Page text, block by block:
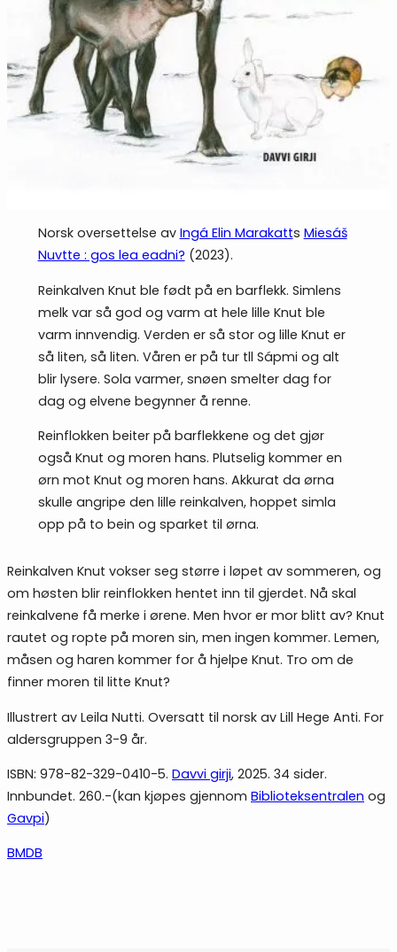
Norsk oversettelse av Ingá Elin Marakatts Miesáš
Nuvtte : gos lea eadni? (2023).
Reinkalven Knut ble født på en barflekk. Simlens
melk var så god og varm at hele lille Knut ble
varm innvendig. Verden er så stor og lille Knut er
så liten, så liten. Våren er på tur tll Sápmi og alt
blir lysere. Sola varmer, snøen smelter dag for
dag og elvene begynner å renne.
Reinflokken beiter på barflekkene og det gjør
også Knut og moren hans. Plutselig kommer en
ørn mot Knut og moren hans. Akkurat da ørna
skulle angripe den lille reinkalven, hoppet simla
opp på to bein og sparket til ørna.
Reinkalven Knut vokser seg større i løpet av sommeren, og
om høsten blir reinflokken hentet inn til gjerdet. Nå skal
reinkalvene få merke i ørene. Men hvor er mor blitt av? Knut
rautet og ropte på moren sin, men ingen kommer. Lemen,
måsen og haren kommer for å hjelpe Knut. Tro om de
finner moren til litte Knut?
Illustrert av Leila Nutti. Oversatt til norsk av Lill Hege Anti. For
aldersgruppen 3-9 år.
ISBN: 978-82-329-0410-5. Davvi girji, 2025. 34 sider.
Innbundet. 260.-(kan kjøpes gjennom Biblioteksentralen og
Gavpi)
BMDB